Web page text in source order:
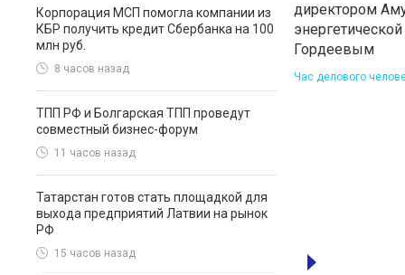
Корпорация МСП помогла компании из
КБР получить кредит Сбербанка на 100
млн руб.
8 часов назад
ТПП РФ и Болгарская ТПП проведут
совместный бизнес-форум
11 часов назад
Татарстан готов стать площадкой для
выхода предприятий Латвии на рынок
РФ
15 часов назад
директором
Гордеевым
Час делового